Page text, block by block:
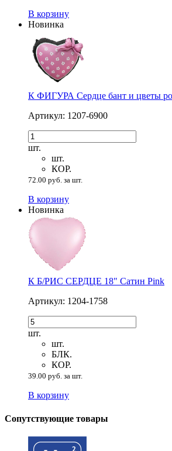
В корзину
Новинка
К ФИГУРА Сердце бант и цветы
Артикул: 1207-6900
шт.
шт.
КОР.
72.00 руб. за шт.
В корзину
Новинка
К Б/РИС СЕРДЦЕ 18" Сатин Pink
Артикул: 1204-1758
шт.
шт.
БЛК.
КОР.
39.00 руб. за шт.
В корзину
Сопутствующие товары